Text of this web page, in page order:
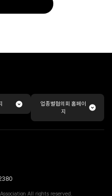
업종별협의회 홈페이
지
All rights reserved.